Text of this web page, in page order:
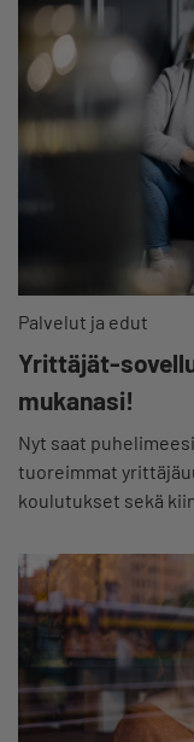
Palvelut ja edut
Yrittäjät-
mukanasi!
Nyt saat
tuoreimmat
koulutukset sekä